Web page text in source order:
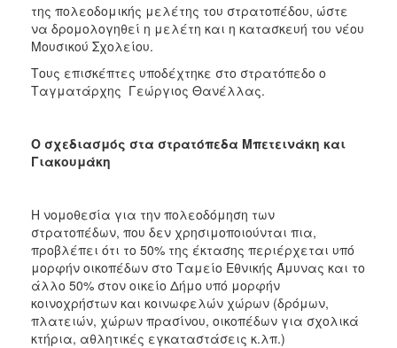
της πολεοδομικής μελέτης του στρατοπέδου, ώστε
να δρομολογηθεί η μελέτη και η κατασκευή του νέου
Μουσικού Σχολείου.
Τους επισκέπτες υποδέχτηκε στο στρατόπεδο ο
Ταγματάρχης Γεώργιος Θανέλλας.
Ο σχεδιασμός στα στρατόπεδα Μπετεινάκη και
Γιακουμάκη
Η νομοθεσία για την πολεοδόμηση των
στρατοπέδων, που δεν χρησιμοποιούνται πια,
προβλέπει ότι το 50% της έκτασης περιέρχεται υπό
μορφήν οικοπέδων στο Ταμείο Εθνικής Άμυνας και το
άλλο 50% στον οικείο Δήμο υπό μορφήν
κοινοχρήστων και κοινωφελών χώρων (δρόμων,
πλατειών, χώρων πρασίνου, οικοπέδων για σχολικά
κτήρια, αθλητικές εγκαταστάσεις κ.λπ.)